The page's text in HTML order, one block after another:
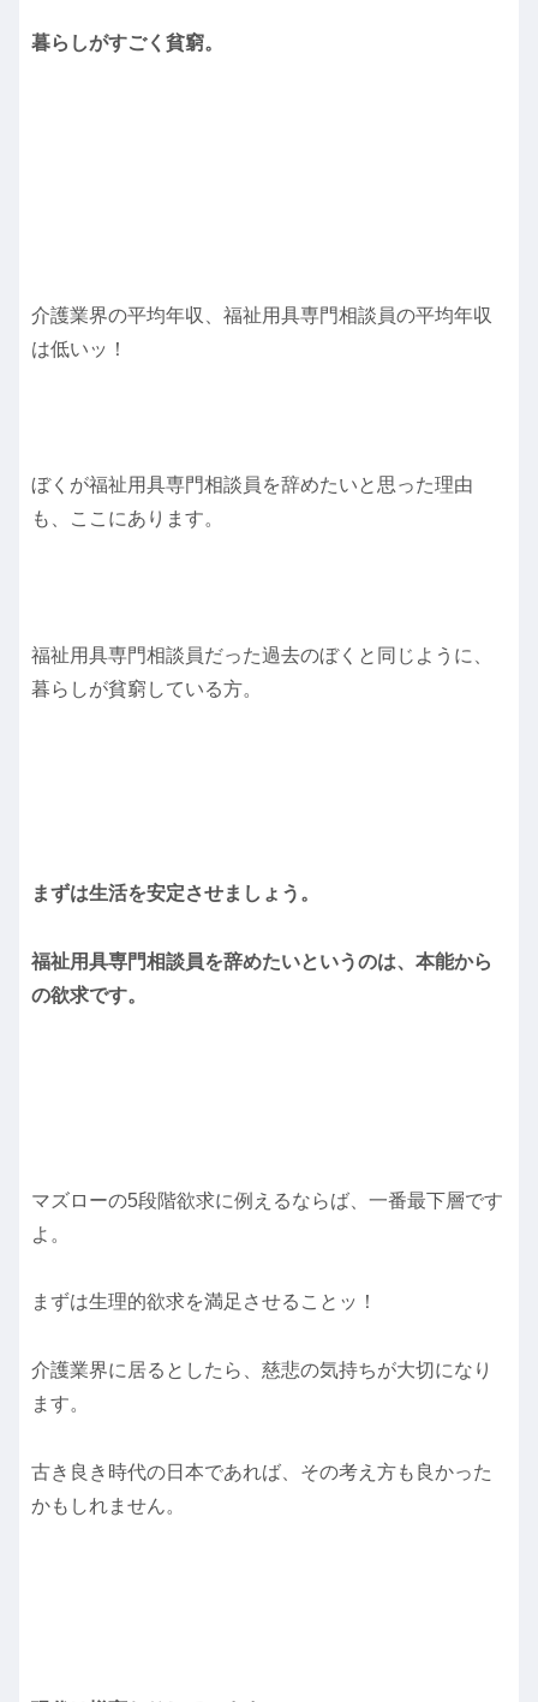
暮らしがすごく貧窮。
介護業界の平均年収、福祉用具専門相談員の平均年収
は低いッ！
ぼくが福祉用具専門相談員を辞めたいと思った理由
も、ここにあります。
福祉用具専門相談員だった過去のぼくと同じように、
暮らしが貧窮している方。
まずは生活を安定させましょう。
福祉用具専門相談員を辞めたいというのは、本能から
の欲求です。
マズローの5段階欲求に例えるならば、一番最下層です
よ。
まずは生理的欲求を満足させることッ！
介護業界に居るとしたら、慈悲の気持ちが大切になり
ます。
古き良き時代の日本であれば、その考え方も良かった
かもしれません。